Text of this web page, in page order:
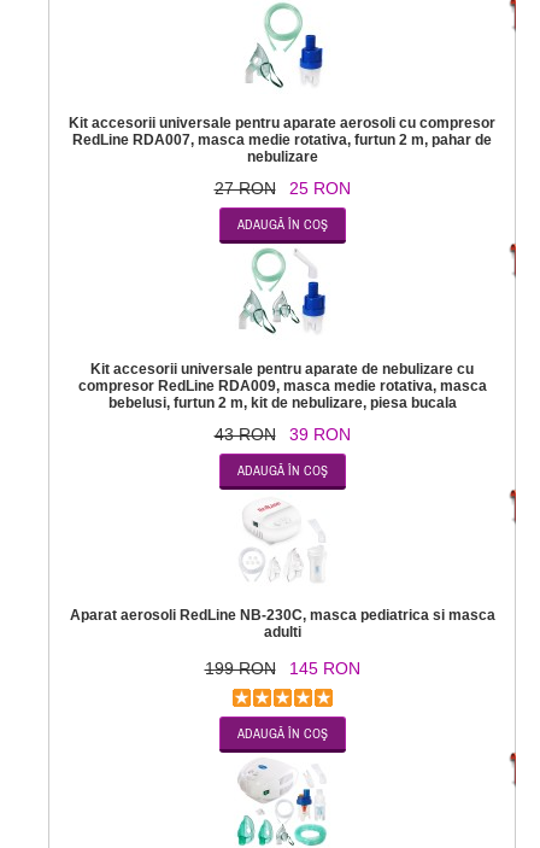
Kit accesorii universale pentru aparate aerosoli cu compresor
RedLine RDA007, masca medie rotativa, furtun 2 m, pahar de
nebulizare
27 RON 25 RON
Kit accesorii universale pentru aparate de nebulizare cu
compresor RedLine RDA009, masca medie rotativa, masca
bebelusi, furtun 2 m, kit de nebulizare, piesa bucala
43 RON 39 RON
Aparat aerosoli RedLine NB-230C, masca pediatrica si masca
adulti
199 RON 145 RON